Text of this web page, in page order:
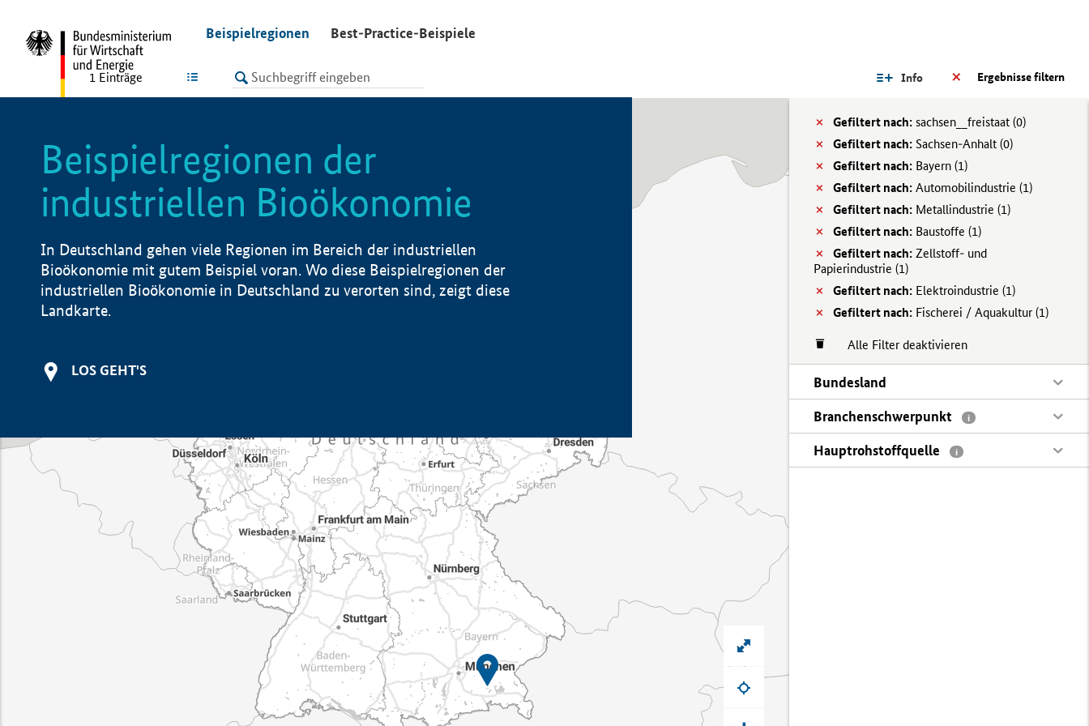
Beispielregionen Best-Practice-Beispiele
LISTE Ergebnisse filtern
Info
Gefiltert nach: sachsen__freistaat (0)
Gefiltert nach: Sachsen-Anhalt (0)
Gefiltert nach: Bayern (1)
Gefiltert nach: Automobilindustrie (1)
Gefiltert nach: Metallindustrie (1)
Gefiltert nach: Baustoffe (1)
Gefiltert nach: Zellstoff- und
Papierindustrie (1)
Gefiltert nach: Elektroindustrie (1)
Gefiltert nach: Fischerei / Aquakultur (1)
Alle Filter deaktivieren
Bundesland
Branchenschwerpunkt
i
Hauptrohstoffquelle i
1 Einträge
Beispielregionen der
industriellen Bioökonomie
In Deutschland gehen viele Regionen im Bereich der industriellen
Bioökonomie mit gutem Beispiel voran. Wo diese Beispielregionen der
industriellen Bioökonomie in Deutschland zu verorten sind, zeigt diese
Landkarte.
LOS GEHT'S